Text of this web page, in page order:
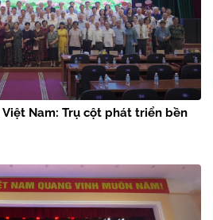
Nam: Trụ cột phát triển bền